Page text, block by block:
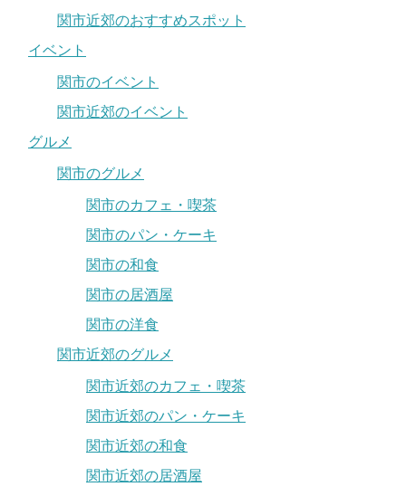
関市近郊のおすすめスポット
イベント
関市のイベント
関市近郊のイベント
グルメ
関市のグルメ
関市のカフェ・喫茶
関市のパン・ケーキ
関市の和食
関市の居酒屋
関市の洋食
関市近郊のグルメ
関市近郊のカフェ・喫茶
関市近郊のパン・ケーキ
関市近郊の和食
関市近郊の居酒屋